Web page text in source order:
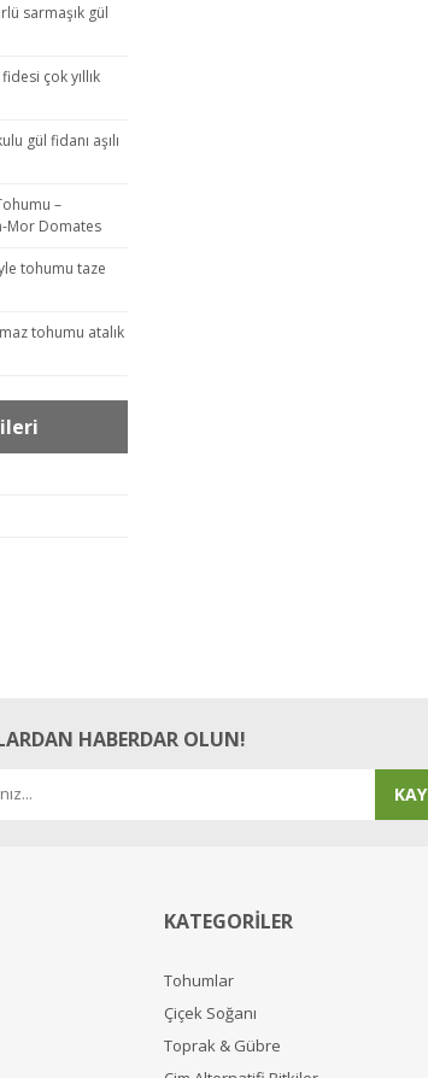
sarmaşık gül
çok yıllık
gül fidanı aşılı
–
Mor Domates
tohumu taze
tohumu atalık
HABERDAR OLUN!
KATEGORİLER
Tohumlar
Çiçek Soğanı
Toprak & Gübre